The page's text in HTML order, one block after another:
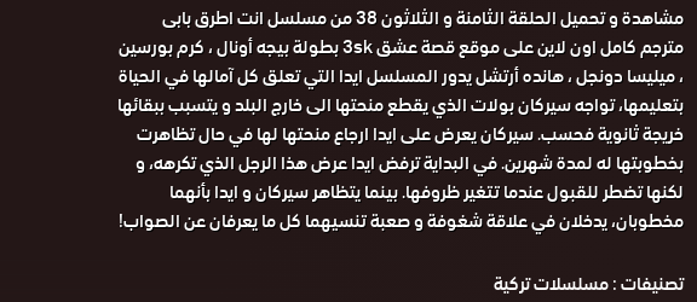
مشاهدة و تحميل الحلقة الثامنة و الثلاثون 38 من مسلسل انت اطرق بابى
مترجم كامل اون لاين على موقع قصة عشق 3sk بطولة بيجه أونال ، كرم بورسين
، ميليسا دونجل ، هانده أرتشل يدور المسلسل ايدا التي تعلق كل آمالها في الحياة
بتعليمها، تواجه سيركان بولات الذي يقطع منحتها الى خارج البلد و يتسبب ببقائها
خريجة ثانوية فحسب. سيركان يعرض على ايدا ارجاع منحتها لها في حال تظاهرت
بخطوبتها له لمدة شهرين. في البداية ترفض ايدا عرض هذا الرجل الذي تكرهه، و
لكنها تضطر للقبول عندما تتغير ظروفها. بينما يتظاهر سيركان و ايدا بأنهما
مخطوبان، يدخلان في علاقة شغوفة و صعبة تنسيهما كل ما يعرفان عن الصواب!
تصنيفات :مسلسلات تركية